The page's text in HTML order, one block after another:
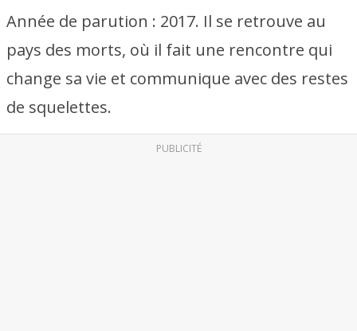
Année de parution : 2017. Il se retrouve au
pays des morts, où il fait une rencontre qui
change sa vie et communique avec des restes
de squelettes.
PUBLICITÉ